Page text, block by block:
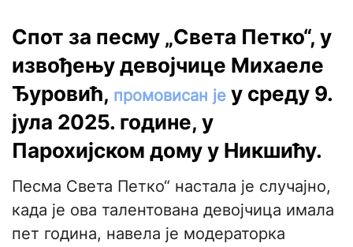
Спот за песму „Света Петко“, у
извођењу девојчице Михаеле
Ђуровић, промовисан је у среду 9.
јула 2025. године, у
Парохијском дому у Никшићу.
Песма Света Петко“ настала је случајно,
када је ова талентована девојчица имала
пет година, навела је модераторка